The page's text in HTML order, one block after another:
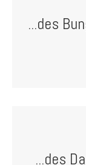
...des
...des